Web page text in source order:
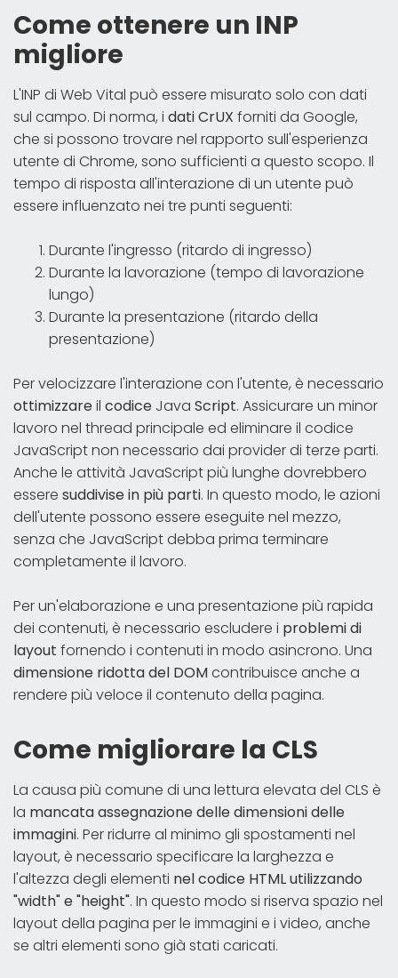
Come ottenere un INP
migliore
L'INP di Web Vital può essere misurato solo con dati
sul campo. Di norma, i dati CrUX forniti da Google,
che si possono trovare nel rapporto sull'esperienza
utente di Chrome, sono sufficienti a questo scopo. Il
tempo di risposta all'interazione di un utente può
essere influenzato nei tre punti seguenti:
Durante l'ingresso (ritardo di ingresso)
Durante la lavorazione (tempo di lavorazione
lungo)
Durante la presentazione (ritardo della
presentazione)
Per velocizzare l'interazione con l'utente, è necessario
ottimizzareil codice Java Script. Assicurare un minor
lavoro nel thread principale ed eliminare il codice
JavaScript non necessario dai provider di terze parti.
Anche le attività JavaScript più lunghe dovrebbero
essere suddivise in più parti. In questo modo, le azioni
dell'utente possono essere eseguite nel mezzo,
senza che JavaScript debba prima terminare
completamente il lavoro.
Per un'elaborazione e una presentazione più rapida
dei contenuti, è necessario escludere i problemi di
layout fornendo i contenuti in modo asincrono. Una
dimensione ridotta del DOMcontribuisce anche a
rendere più veloce il contenuto della pagina.
Come migliorare la CLS
La causa più comune di una lettura elevata del CLS è
la mancata assegnazione delle dimensioni delle
immagini. Per ridurre al minimo gli spostamenti nel
layout, è necessario specificare la larghezza e
l'altezza degli elementi nel codice HTML utilizzando
"width" e "height". In questo modo si riserva spazio nel
layout della pagina per le immagini e i video, anche
se altri elementi sono già stati caricati.